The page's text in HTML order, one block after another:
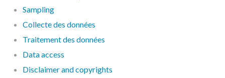
Sampling
Collecte des données
Traitement des données
Data access
Disclaimer and copyrights